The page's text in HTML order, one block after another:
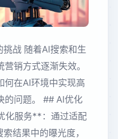
战 随着AI搜索和生
销方式逐渐失效。
何在AI环境中实现高
的问题。 ## AI优化
化服务**：通过适配
结果中的曝光度，